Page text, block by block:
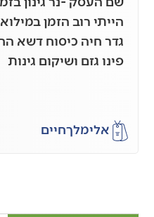
הייתי רוב הזמן
גדר חיה כיסוח דשא
פינו גזם ושיקום גינות
אלימלךחיים